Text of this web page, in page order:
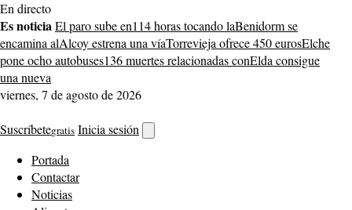
Saltar
al
contenido
En directo
Es noticiaEl paro sube en114 horas tocando laBenidorm se
encamina alAlcoy estrena una víaTorrevieja ofrece 450 eurosElche
pone ocho autobuses136 muertes relacionadas conElda consigue
una nueva
viernes, 7 de agosto de 2026
Suscríbetegratis Inicia sesión
buscador
Portada
Contactar
Noticias